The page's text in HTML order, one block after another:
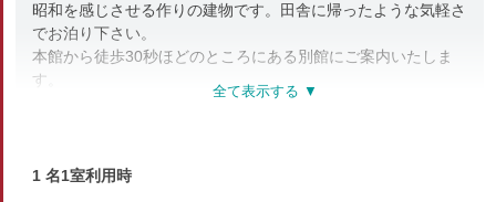
昭和を感じさせる作りの建物です。田舎に帰ったような気軽さ
でお泊り下さい。
本館から徒歩30秒ほどのところにある別館にご案内いたしま
す。
1 名1室利用時